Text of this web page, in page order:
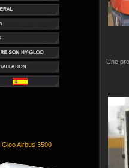
Airbus 3500
Une